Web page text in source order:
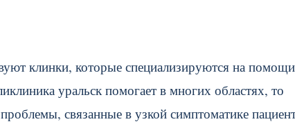
клинки, которые специализируются на помощи
уральск помогает в многих областях, то
связанные в узкой симптоматике